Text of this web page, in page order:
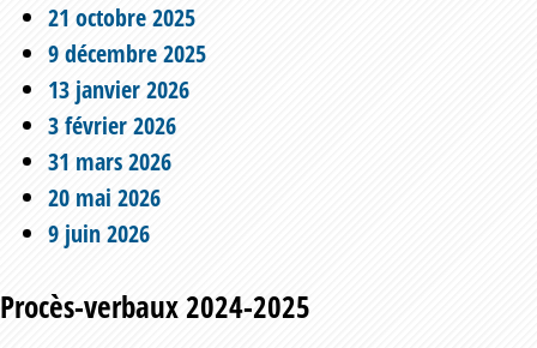
21 octobre 2025
9 décembre 2025
13 janvier 2026
3 février 2026
31 mars 2026
20 mai 2026
9 juin 2026
Procès-verbaux 2024-2025